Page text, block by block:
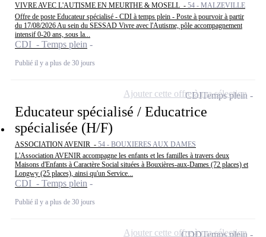
VIVRE AVEC L'AUTISME EN MEURTHE & MOSELL - 54 - MALZEVILLE
Offre de poste Educateur spécialisé - CDI à temps plein - Poste à pourvoir à partir
du 17/08/2026 Au sein du SESSAD Vivre avec l'Autisme, pôle accompagnement
intensif 0-20 ans, sous la...
CDI - Temps plein
Publié il y a plus de 30 jours
Educateur spécialisé / Educatrice
spécialisée (H/F)
ASSOCIATION AVENIR - 54 - BOUXIERES AUX DAMES
L'Association AVENIR accompagne les enfants et les familles à travers deux
Maisons d'Enfants à Caractère Social situées à Bouxières-aux-Dames (72 places) et
Longwy (25 places), ainsi qu'un Service...
CDI - Temps plein
Publié il y a plus de 30 jours
CDITemps plein
Ajouter cette offre à ma sélection
CDDTemps plein
Ajouter cette offre à ma sélection